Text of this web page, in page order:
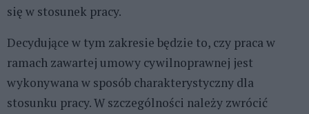
się w stosunek pracy.
Decydujące w tym zakresie będzie to, czy praca w
ramach zawartej umowy cywilnoprawnej jest
wykonywana w sposób charakterystyczny dla
stosunku pracy. W szczególności należy zwrócić